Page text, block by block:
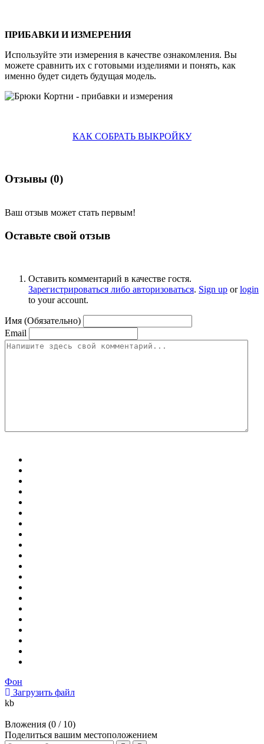
ПРИБАВКИ И ИЗМЕРЕНИЯ
Используйте эти измерения в качестве ознакомления. Вы
можете сравнить их с готовыми изделиями и понять, как
именно будет сидеть будущая модель.
КАК СОБРАТЬ ВЫКРОЙКУ
Отзывы (0)
Ваш отзыв может стать первым!
Оставьте свой отзыв
Оставить комментарий в качестве гостя.
Зарегистрироваться либо авторизоваться. Sign up orlogin
to your account.
Имя (Обязательно)
Email
Фон
Загрузить файл
kb
Вложения (0 / 10)
Поделиться вашим местоположением